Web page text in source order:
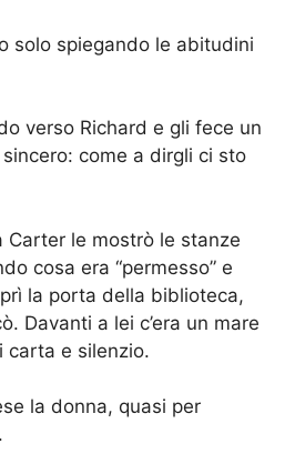
solo spiegando le abitudini
verso Richard e gli fece un
come a dirgli ci sto
Carter le mostrò le stanze
cosa era “permesso” e
la porta della biblioteca,
Davanti a lei c’era un mare
carta e silenzio.
la donna, quasi per